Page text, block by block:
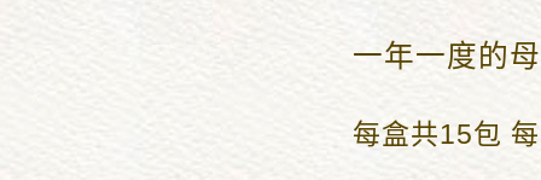
一年一度的
每盒共15包